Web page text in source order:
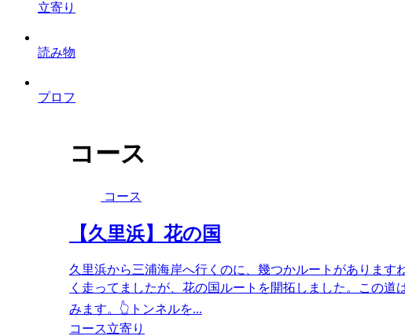
立寄り
読み物
プロフ
コース
コース
【久里浜】花の国
久里浜から三浦海岸へ行くのに、幾つかルートがありま
く走ってましたが、花の国ルートを開拓しました。この
みます。👆トンネルを...
コース立寄り